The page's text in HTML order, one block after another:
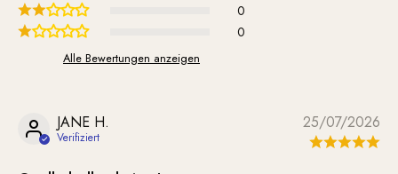
0
0
Alle Bewertungen anzeigen
25/07/2026
JANE H.